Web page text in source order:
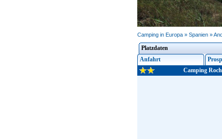
Camping Roche
Camping in Europa » Spanien »
Platzdaten
Anfahrt
Camping